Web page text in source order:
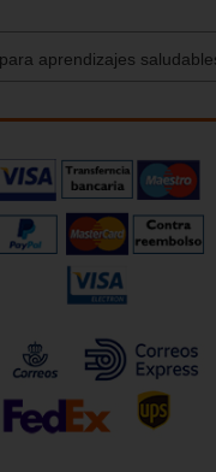
aprendizajes